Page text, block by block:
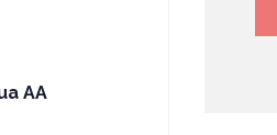
AA